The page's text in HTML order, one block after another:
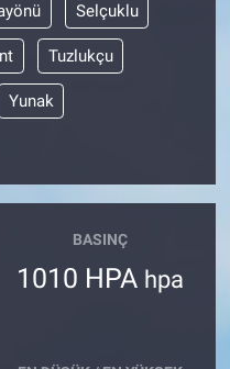
Selçuklu
Tuzlukçu
Yunak
BASINÇ
1010 HPA hpa